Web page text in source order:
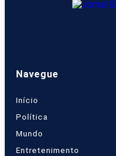
Navegue
Início
Política
Mundo
Entretenimento